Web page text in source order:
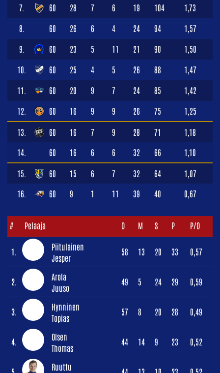
7. 60 28 7 6 19 104 1,73
8. 60 26 6 4 24 94 1,57
9. 60 23 5 11 21 90 1,50
10. 60 25 4 5 26 88 1,47
11. 60 20 9 7 24 85 1,42
12. 60 16 9 9 26 75 1,25
13. 60 16 7 9 28 71 1,18
14. 60 16 6 6 32 66 1,10
15. 60 15 6 7 32 64 1,07
16. 60 9 1 11 39 40 0,67
# Pelaaja O M S P P/O
1.
Piitulainen
Jesper
58 13 20 33 0,57
2.
Arola
Juuso
49 5 24 29 0,59
3.
Hynninen
Topias
57 8 20 28 0,49
4.
Olsen
Thomas
44 14 9 23 0,52
Ruuttu